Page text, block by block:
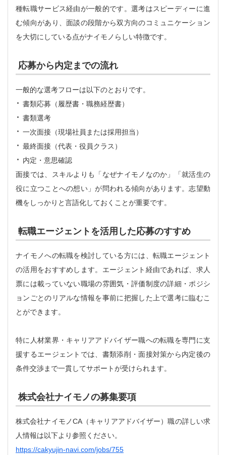
種転職サービス経由が一般的です。選考はスピーディーに進
む傾向があり、面談の段階から双方向のコミュニケーション
を大切にしている点がナイモノらしい特徴です。
応募から内定までの流れ
一般的な選考フローは以下のとおりです。
書類応募（履歴書・職務経歴書）
書類選考
一次面接（現場社員または採用担当）
最終面接（代表・役員クラス）
内定・意思確認
面接では、スキルよりも「なぜナイモノなのか」「就活生の
役に立つことへの想い」が問われる傾向があります。志望動
機をしっかりと言語化しておくことが重要です。
転職エージェントを活用した応募のすすめ
ナイモノへの転職を検討している方には、転職エージェント
の活用をおすすめします。エージェント経由であれば、求人
票には載っていない職場の雰囲気・評価制度の詳細・ポジシ
ョンごとのリアルな情報を事前に把握した上で選考に臨むこ
とができます。
特に人材業界・キャリアアドバイザー職への転職を専門に支
援するエージェントでは、書類添削・面接対策から内定後の
条件交渉まで一貫してサポートが受けられます。
株式会社ナイモノの募集要項
株式会社ナイモノCA（キャリアアドバイザー）職の詳しい求
人情報は以下より参照ください。
https://cakyujin-navi.com/jobs/755